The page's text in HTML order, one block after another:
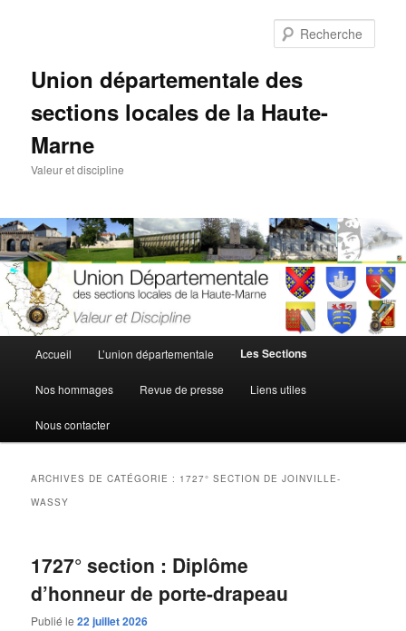
Union départementale des
sections locales de la Haute-
Marne
Valeur et discipline
principal
Accueil L’union départementale Les Sections
Nos hommages Revue de presse Liens utiles
Nous contacter
ARCHIVES DE CATÉGORIE : 1727° SECTION DE JOINVILLE-
WASSY
1727° section : Diplôme
d’honneur de porte-drapeau
Publié le22 juillet 2026